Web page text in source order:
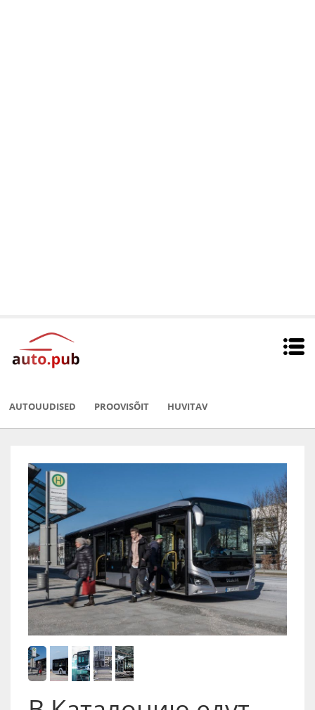
AUTOUUDISED PROOVISÕIT HUVITAV